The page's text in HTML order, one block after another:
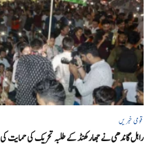
قومی خبریں
راہل گاندھی نے جھارکھنڈ کے طلبہ تحریک کی حمایت کی